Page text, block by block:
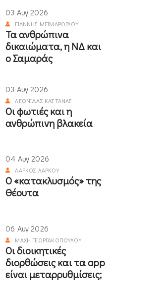
03 Αυγ 2026
ΓΙΆΝΝΗΣ ΜΕΪΜΆΡΟΓΛΟΥ
Τα ανθρώπινα
δικαιώματα, η ΝΔ και
ο Σαμαράς
03 Αυγ 2026
ΛΕΩΝΊΔΑΣ ΚΑΣΤΑΝΆΣ
Οι φωτιές και η
ανθρώπινη βλακεία
04 Αυγ 2026
ΛΆΡΚΟΣ ΛΆΡΚΟΥ
Ο «κατακλυσμός» της
Θέουτα
06 Αυγ 2026
ΜΆΧΗ ΓΕΩΡΓΑΚΟΠΟΎΛΟΥ
Οι διοικητικές
διορθώσεις και τα app
είναι μεταρρυθμίσεις;